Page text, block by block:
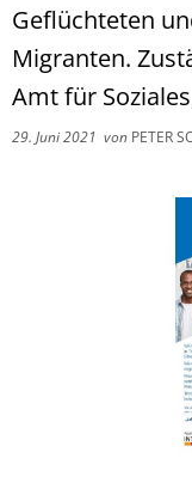
Geflüchteten
Migranten.
Amt für
29. Juni 2021 von PETER